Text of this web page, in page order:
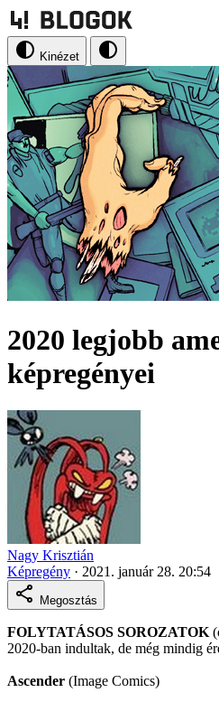
Kinézet
2020 legjobb
képregényei
Nagy Krisztián
Képregény · 2021. január 28. 20:54
Megosztás
FOLYTATÁSOS SOROZATOK
2020-ban indultak, de még mindig
Ascender (Image Comics)